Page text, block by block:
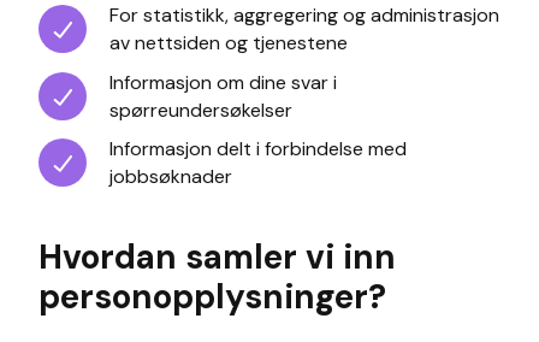
For statistikk, aggregering og administrasjon
av nettsiden og tjenestene
Informasjon om dine svar i
spørreundersøkelser
Informasjon delt i forbindelse med
jobbsøknader
Hvordan samler vi inn
personopplysninger?